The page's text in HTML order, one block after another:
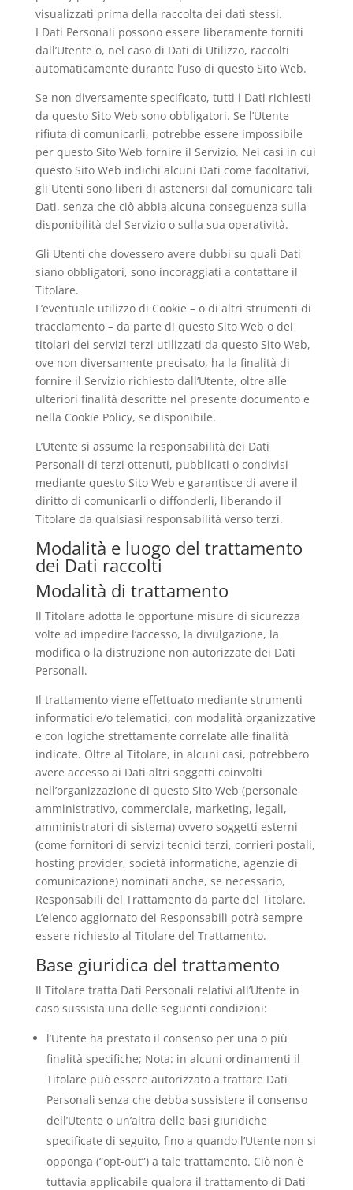
visualizzati prima della raccolta dei dati stessi.
I Dati Personali possono essere liberamente forniti
dall’Utente o, nel caso di Dati di Utilizzo, raccolti
automaticamente durante l’uso di questo Sito Web.
Se non diversamente specificato, tutti i Dati richiesti
da questo Sito Web sono obbligatori. Se l’Utente
rifiuta di comunicarli, potrebbe essere impossibile
per questo Sito Web fornire il Servizio. Nei casi in cui
questo Sito Web indichi alcuni Dati come facoltativi,
gli Utenti sono liberi di astenersi dal comunicare tali
Dati, senza che ciò abbia alcuna conseguenza sulla
disponibilità del Servizio o sulla sua operatività.
Gli Utenti che dovessero avere dubbi su quali Dati
siano obbligatori, sono incoraggiati a contattare il
Titolare.
L’eventuale utilizzo di Cookie – o di altri strumenti di
tracciamento – da parte di questo Sito Web o dei
titolari dei servizi terzi utilizzati da questo Sito Web,
ove non diversamente precisato, ha la finalità di
fornire il Servizio richiesto dall’Utente, oltre alle
ulteriori finalità descritte nel presente documento e
nella Cookie Policy, se disponibile.
L’Utente si assume la responsabilità dei Dati
Personali di terzi ottenuti, pubblicati o condivisi
mediante questo Sito Web e garantisce di avere il
diritto di comunicarli o diffonderli, liberando il
Titolare da qualsiasi responsabilità verso terzi.
Modalità e luogo del trattamento
dei Dati raccolti
Modalità di trattamento
Il Titolare adotta le opportune misure di sicurezza
volte ad impedire l’accesso, la divulgazione, la
modifica o la distruzione non autorizzate dei Dati
Personali.
Il trattamento viene effettuato mediante strumenti
informatici e/o telematici, con modalità organizzative
e con logiche strettamente correlate alle finalità
indicate. Oltre al Titolare, in alcuni casi, potrebbero
avere accesso ai Dati altri soggetti coinvolti
nell’organizzazione di questo Sito Web (personale
amministrativo, commerciale, marketing, legali,
amministratori di sistema) ovvero soggetti esterni
(come fornitori di servizi tecnici terzi, corrieri postali,
hosting provider, società informatiche, agenzie di
comunicazione) nominati anche, se necessario,
Responsabili del Trattamento da parte del Titolare.
L’elenco aggiornato dei Responsabili potrà sempre
essere richiesto al Titolare del Trattamento.
Base giuridica del trattamento
Il Titolare tratta Dati Personali relativi all’Utente in
caso sussista una delle seguenti condizioni:
l’Utente ha prestato il consenso per una o più
finalità specifiche; Nota: in alcuni ordinamenti il
Titolare può essere autorizzato a trattare Dati
Personali senza che debba sussistere il consenso
dell’Utente o un’altra delle basi giuridiche
specificate di seguito, fino a quando l’Utente non si
opponga (“opt-out”) a tale trattamento. Ciò non è
tuttavia applicabile qualora il trattamento di Dati